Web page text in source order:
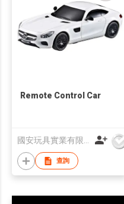
Remote Control Car
查詢